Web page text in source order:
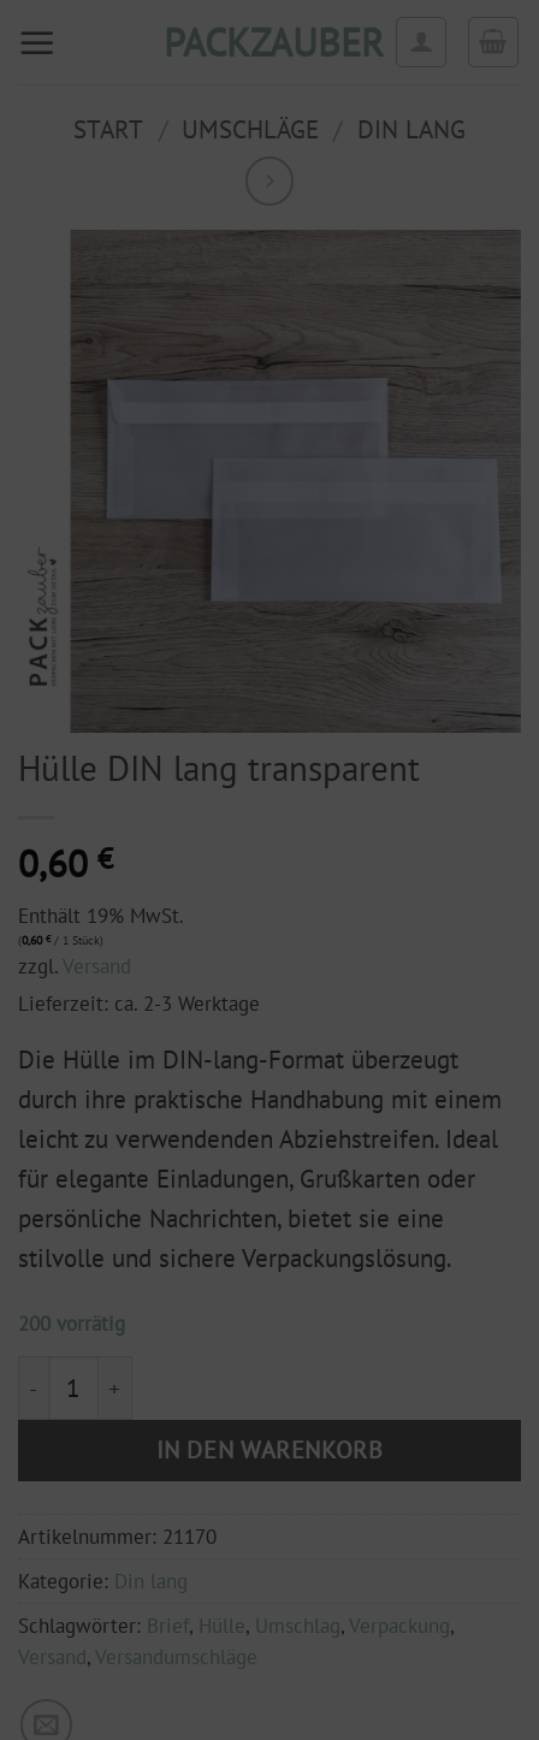
Inhalt
PACKZAUBER
START UMSCHLÄGE DIN LANG
Hülle DIN lang transparent
0,60 €
Enthält 19% MwSt.
(0,60 €/ 1 Stück)
zzgl.Versand
Lieferzeit: ca. 2-3 Werktage
Die Hülle im DIN-lang-Format überzeugt
durch ihre praktische Handhabung mit einem
leicht zu verwendenden Abziehstreifen. Ideal
für elegante Einladungen, Grußkarten oder
persönliche Nachrichten, bietet sie eine
stilvolle und sichere Verpackungslösung.
200 vorrätig
Hülle DIN lang transparent Menge
IN DEN WARENKORB
Artikelnummer: 21170
Kategorie: Din lang
Schlagwörter: Brief, Hülle, Umschlag,Verpackung,
Versand,Versandumschläge